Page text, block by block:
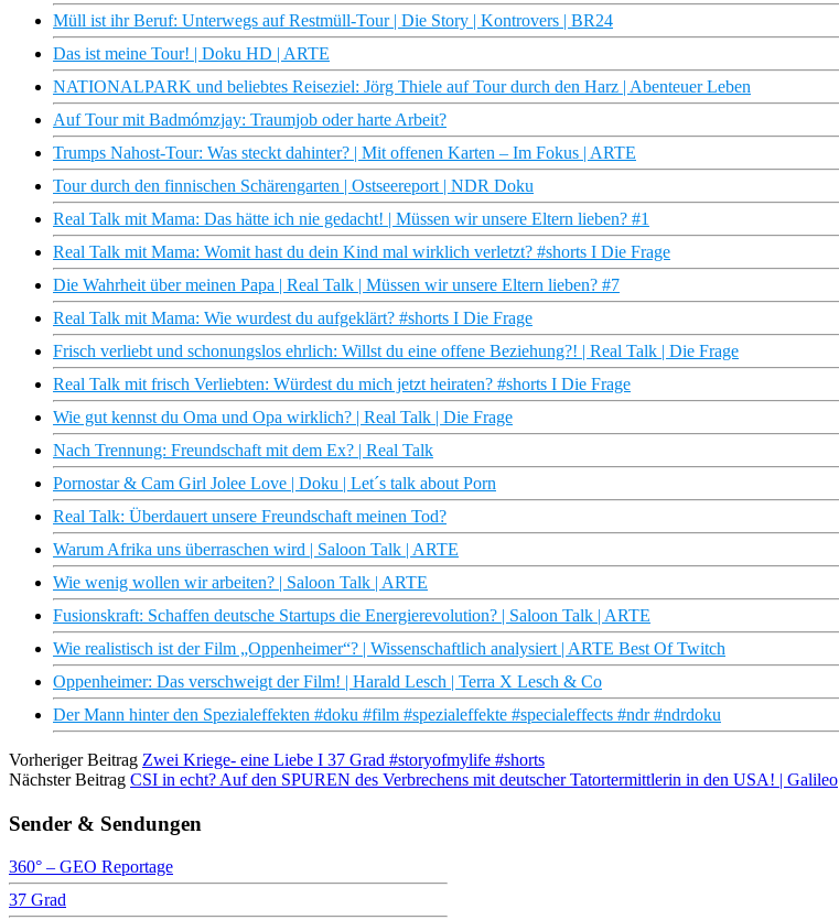
Müll ist ihr Beruf: Unterwegs auf Restmüll-Tour | Die Story | Kontrovers | BR24
Das ist meine Tour! | Doku HD | ARTE
NATIONALPARK und beliebtes Reiseziel: Jörg Thiele auf Tour durch den Harz | Abenteuer Leben
Auf Tour mit Badmómzjay: Traumjob oder harte Arbeit?
Trumps Nahost-Tour: Was steckt dahinter? | Mit offenen Karten – Im Fokus | ARTE
Tour durch den finnischen Schärengarten | Ostseereport | NDR Doku
Real Talk mit Mama: Das hätte ich nie gedacht! | Müssen wir unsere Eltern lieben? #1
Real Talk mit Mama: Womit hast du dein Kind mal wirklich verletzt? #shorts I Die Frage
Die Wahrheit über meinen Papa | Real Talk | Müssen wir unsere Eltern lieben? #7
Real Talk mit Mama: Wie wurdest du aufgeklärt? #shorts I Die Frage
Frisch verliebt und schonungslos ehrlich: Willst du eine offene Beziehung?! | Real Talk | Die Frage
Real Talk mit frisch Verliebten: Würdest du mich jetzt heiraten? #shorts I Die Frage
Wie gut kennst du Oma und Opa wirklich? | Real Talk | Die Frage
Nach Trennung: Freundschaft mit dem Ex? | Real Talk
Pornostar & Cam Girl Jolee Love | Doku | Let´s talk about Porn
Real Talk: Überdauert unsere Freundschaft meinen Tod?
Warum Afrika uns überraschen wird | Saloon Talk | ARTE
Wie wenig wollen wir arbeiten? | Saloon Talk | ARTE
Fusionskraft: Schaffen deutsche Startups die Energierevolution? | Saloon Talk | ARTE
Wie realistisch ist der Film „Oppenheimer“? | Wissenschaftlich analysiert | ARTE Best Of Twitch
Oppenheimer: Das verschweigt der Film! | Harald Lesch | Terra X Lesch & Co
Der Mann hinter den Spezialeffekten #doku #film #spezialeffekte #specialeffects #ndr #ndrdoku
Vorheriger Beitrag Zwei Kriege- eine Liebe I 37 Grad #storyofmylife #shorts
Nächster Beitrag CSI in echt? Auf den SPUREN des Verbrechens mit deutscher Tatortermittlerin in den USA! | Galileo
Sender & Sendungen
360° – GEO Reportage
37 Grad